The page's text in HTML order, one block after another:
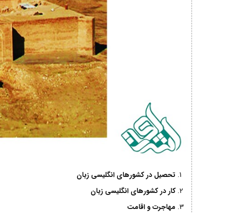
تحصیل در کشورهای انگلیسی زبان
کار در کشورهای انگلیسی زبان
مهاجرت و اقامت